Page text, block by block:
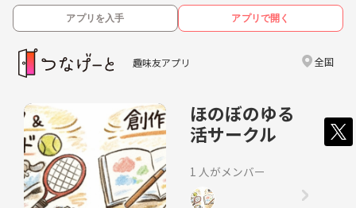
アプリを入手 アプリで開く
趣味友アプリ 全国
ほのぼのゆる
活サークル
1 人がメンバー